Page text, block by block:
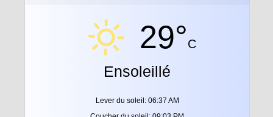
29°C
Ensoleillé
Lever du soleil: 06:37 AM